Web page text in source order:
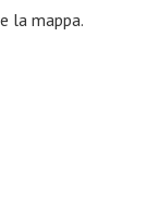
la mappa.